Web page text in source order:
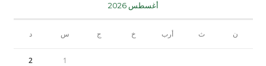
أغسطس 2026
ن ث أرب خ ج س د
1
2